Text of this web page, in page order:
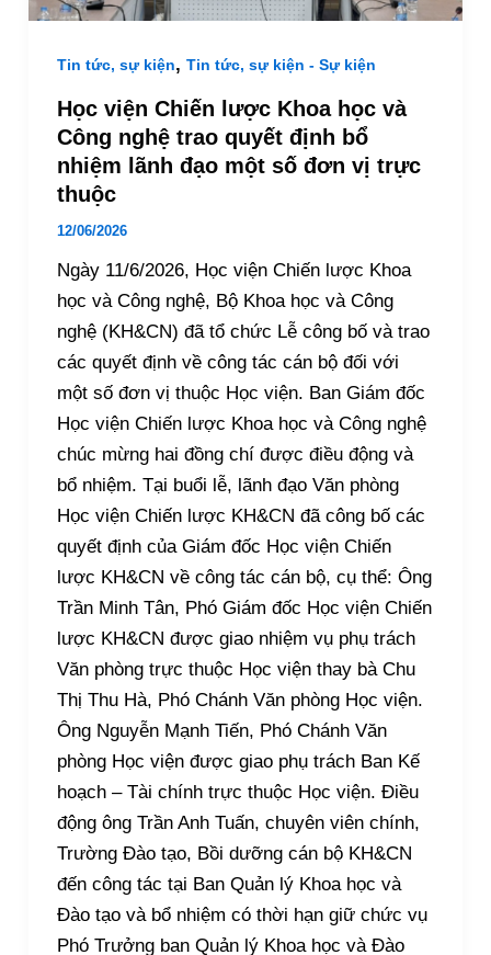
Tin tức, sự kiện, Tin tức, sự kiện - Sự kiện
Học viện Chiến lược Khoa học và
Công nghệ trao quyết định bổ
nhiệm lãnh đạo một số đơn vị trực
thuộc
12/06/2026
Ngày 11/6/2026, Học viện Chiến lược Khoa
học và Công nghệ, Bộ Khoa học và Công
nghệ (KH&CN) đã tổ chức Lễ công bố và trao
các quyết định về công tác cán bộ đối với
một số đơn vị thuộc Học viện. Ban Giám đốc
Học viện Chiến lược Khoa học và Công nghệ
chúc mừng hai đồng chí được điều động và
bổ nhiệm. Tại buổi lễ, lãnh đạo Văn phòng
Học viện Chiến lược KH&CN đã công bố các
quyết định của Giám đốc Học viện Chiến
lược KH&CN về công tác cán bộ, cụ thể: Ông
Trần Minh Tân, Phó Giám đốc Học viện Chiến
lược KH&CN được giao nhiệm vụ phụ trách
Văn phòng trực thuộc Học viện thay bà Chu
Thị Thu Hà, Phó Chánh Văn phòng Học viện.
Ông Nguyễn Mạnh Tiến, Phó Chánh Văn
phòng Học viện được giao phụ trách Ban Kế
hoạch – Tài chính trực thuộc Học viện. Điều
động ông Trần Anh Tuấn, chuyên viên chính,
Trường Đào tạo, Bồi dưỡng cán bộ KH&CN
đến công tác tại Ban Quản lý Khoa học và
Đào tạo và bổ nhiệm có thời hạn giữ chức vụ
Phó Trưởng ban Quản lý Khoa học và Đào